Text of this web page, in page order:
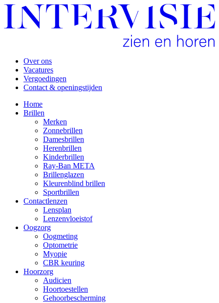
Over ons
Vacatures
Vergoedingen
Contact & openingstijden
Home
Brillen
Merken
Zonnebrillen
Damesbrillen
Herenbrillen
Kinderbrillen
Ray-Ban META
Brillenglazen
Kleurenblind brillen
Sportbrillen
Contactlenzen
Lensplan
Lenzenvloeistof
Oogzorg
Oogmeting
Optometrie
Myopie
CBR keuring
Hoorzorg
Audicien
Hoortoestellen
Gehoorbescherming